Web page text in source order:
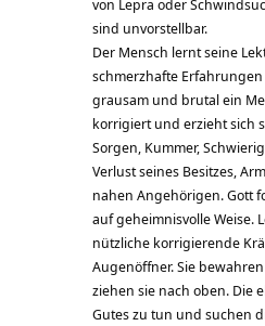
von Lepra oder
sind unvorstellbar.
Der Mensch lernt seine
schmerzhafte
grausam und brutal ein
korrigiert und erzieht sich
Sorgen, Kummer,
Verlust seines Besitzes,
nahen Angehörigen. Gott
auf geheimnisvolle Weise.
nützliche korrigierende
Augenöffner. Sie
ziehen sie nach oben. Die
Gutes zu tun und suchen